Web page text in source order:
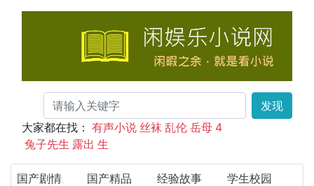
发现
大家都在找： 有声小说 丝袜 乱伦 岳母 4
兔子先生 露出 生
国产剧情 国产精品 经验故事
学生校园